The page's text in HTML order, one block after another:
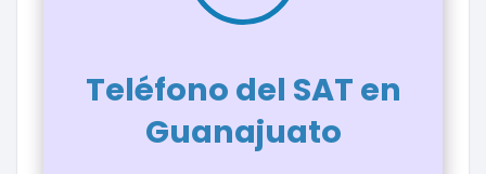
Teléfono del SAT en
Guanajuato